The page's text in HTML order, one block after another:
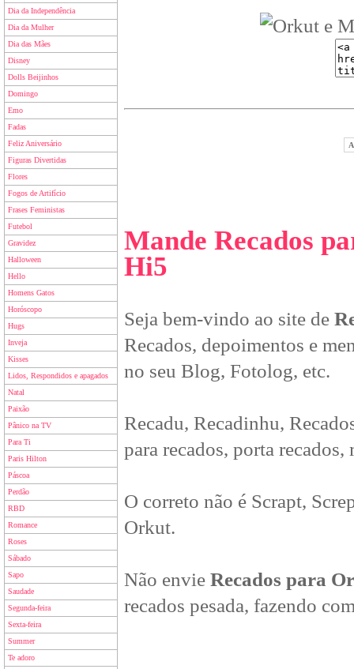
Dia da Independência
Dia da Mulher
Dia das Mães
Disney
Dolls Beijinhos
Domingo
Emo
Fadas
Feliz Aniversário
Figuras Divertidas
Flores
Fogos de Artifício
Frases Feministas
Futebol
Gravidez
Halloween
Hello
Homens Gatos
Horóscopo
Hugs
Inveja
Kisses
Lidos, Respondidos e apagados
Natal
Paixão
Pânico na TV
Para Ti
Paris Hilton
Páscoa
Perdão
RBD
Romance
Roses
Sábado
Sapo
Saudade
Segunda-feira
Sexta-feira
Summer
Te adoro
Mande Recados
Hi5
Seja bem-vindo ao site de
Recados, depoimentos e
no seu Blog, Fotolog, etc.
Recadu, Recadinhu,
para recados, porta
O correto não é Scrapt,
Orkut.
Não envie Recados para
recados pesada, fazendo